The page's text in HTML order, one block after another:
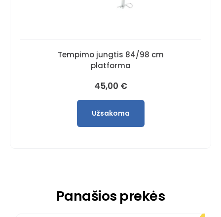
Tempimo jungtis 84/98 cm
platforma
45,00 €
Užsakoma
Panašios prekės